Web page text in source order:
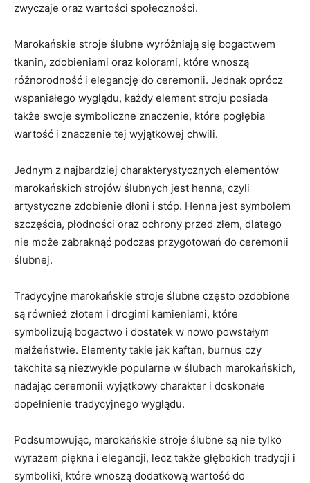
zwyczaje oraz wartości społeczności.
Marokańskie ⁤stroje ślubne wyróżniają się bogactwem‍
tkanin, zdobieniami‌ oraz kolorami, ‍które wnoszą
różnorodność​ i elegancję do ceremonii. Jednak oprócz ​
wspaniałego wyglądu, każdy element stroju posiada
także swoje ​symboliczne znaczenie, które pogłębia
wartość i ‍znaczenie tej wyjątkowej chwili.
Jednym z najbardziej charakterystycznych ​elementów⁢
marokańskich strojów‍ ślubnych ​jest henna, czyli‌
artystyczne zdobienie dłoni i stóp. Henna jest symbolem
szczęścia, ​płodności oraz ‌ochrony ‌przed złem, dlatego
⁢nie ⁣może⁢ zabraknąć‍ podczas przygotowań do ceremonii ​
ślubnej.
Tradycyjne⁣ marokańskie⁣ stroje​ ślubne⁢ często ozdobione‌
są również złotem i drogimi kamieniami, które
symbolizują bogactwo‌ i ‌dostatek ⁣w nowo‌ powstałym
małżeństwie. Elementy​ takie jak ‍kaftan,⁤ burnus‌ czy
takchita są niezwykle⁣ popularne ⁤w⁤ ślubach marokańskich,
nadając ceremonii wyjątkowy‍ charakter​ i ‌doskonałe
dopełnienie ​tradycyjnego ⁢wyglądu.
Podsumowując, ⁣marokańskie stroje ślubne ⁤są nie⁤ tylko‌
wyrazem piękna i elegancji, lecz⁤ także ⁢głębokich tradycji‍ i‌
symboliki, które​ wnoszą dodatkową wartość⁢ do